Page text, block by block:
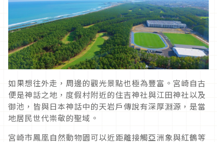
如果想往外走，周邊的觀光景點也極為豐富。宮崎自古
便是神話之地，度假村附近的住吉神社與江田神社以及
御池，皆與日本神話中的天岩戶傳說有深厚淵源，是當
地居民世代崇敬的聖域。
宮崎市鳳凰自然動物園可以近距離接觸亞洲象與紅鶴等